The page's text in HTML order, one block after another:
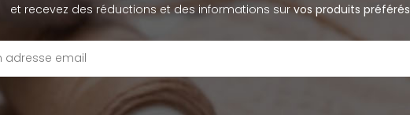
et recevez des réductions et des informations survos produits préférés